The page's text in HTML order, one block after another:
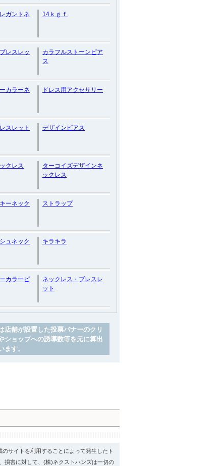
ガントネ
14ｋｇｆ
レスレッ
カラフルストーンピア
ス
カラーネ
ドレス用アクセサリー
スレット デザインピアス
クレス
ターコイズデザインネ
ックレス
ーネック
ストラップ
ュネック
キラキラ
カラーピ
ネックレス・ブレスレ
ット
店舗が設置した投票バナーのクリ
ショップへの誘導数等を元に算出
ます。
のサイトを利用することによって発生したト
損害に対して、(株)ネクストハンズは一切の